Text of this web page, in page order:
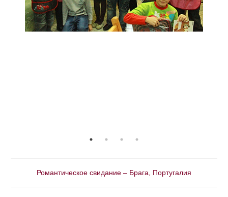
Романтическое свидание – Брага, Португалия